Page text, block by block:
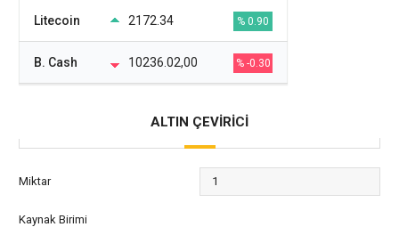
Litecoin 2172.34 % 0.90
B. Cash 10236.02,00 % -0.30
ALTIN ÇEVİRİCİ
Miktar
Kaynak Birimi